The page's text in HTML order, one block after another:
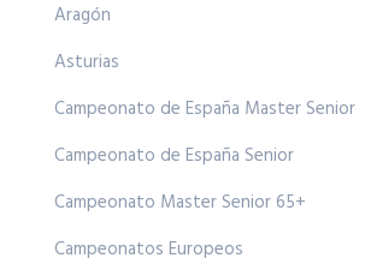
Aragón
Asturias
Campeonato de España Master Senior
Campeonato de España Senior
Campeonato Master Senior 65+
Campeonatos Europeos